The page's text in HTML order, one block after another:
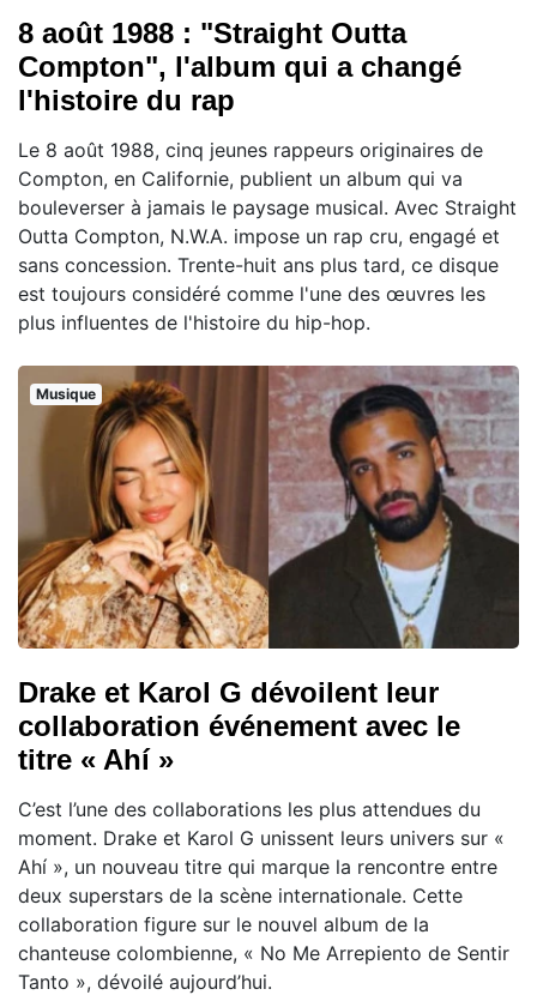
8 août 1988 : "Straight Outta
Compton", l'album qui a changé
l'histoire du rap
Le 8 août 1988, cinq jeunes rappeurs originaires de
Compton, en Californie, publient un album qui va
bouleverser à jamais le paysage musical. Avec Straight
Outta Compton, N.W.A. impose un rap cru, engagé et
sans concession. Trente-huit ans plus tard, ce disque
est toujours considéré comme l'une des œuvres les
plus influentes de l'histoire du hip-hop.
Musique
Drake et Karol G dévoilent leur
collaboration événement avec le
titre « Ahí »
C’est l’une des collaborations les plus attendues du
moment. Drake et Karol G unissent leurs univers sur «
Ahí », un nouveau titre qui marque la rencontre entre
deux superstars de la scène internationale. Cette
collaboration figure sur le nouvel album de la
chanteuse colombienne, « No Me Arrepiento de Sentir
Tanto », dévoilé aujourd’hui.